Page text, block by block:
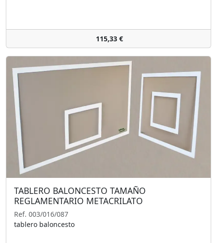
115,33 €
TABLERO BALONCESTO TAMAÑO
REGLAMENTARIO METACRILATO
Ref. 003/016/087
tablero baloncesto